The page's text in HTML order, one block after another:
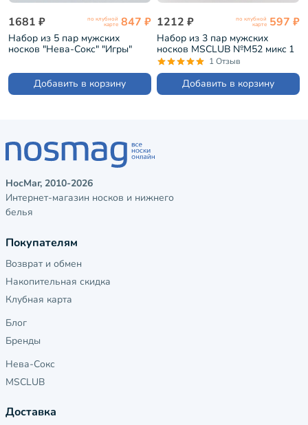
1681 ₽ по клубной
карте 847 ₽
Набор из 5 пар мужских
носков "Нева-Сокс" "Игры"
Добавить в корзину
1212 ₽ по клубной
карте 597 ₽
Набор из 3 пар мужских
носков MSCLUB №М52 микc 1
"Без пар" (ВИ3-НМ52)
1 Отзыв
Добавить в корзину
НосМаг, 2010-2026
Интернет-магазин носков и нижнего
белья
Покупателям
Возврат и обмен
Накопительная скидка
Клубная карта
Блог
Бренды
Нева-Сокс
MSCLUB
Доставка